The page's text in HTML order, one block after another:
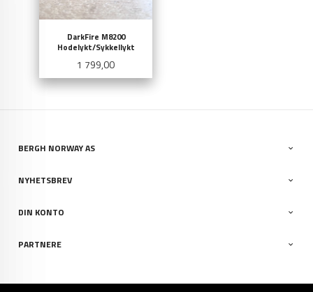
DarkFire M8200
Hodelykt/Sykkellykt
Pris
1 799,00
BERGH NORWAY AS
NYHETSBREV
DIN KONTO
PARTNERE